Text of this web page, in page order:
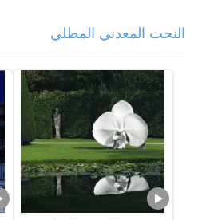
النحت المعدني المطلي